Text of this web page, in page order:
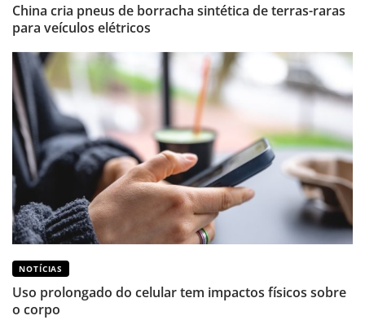
China cria pneus de borracha sintética de terras-raras
para veículos elétricos
NOTÍCIAS
Uso prolongado do celular tem impactos físicos sobre
o corpo